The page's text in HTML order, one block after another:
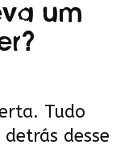
um
Tudo
desse